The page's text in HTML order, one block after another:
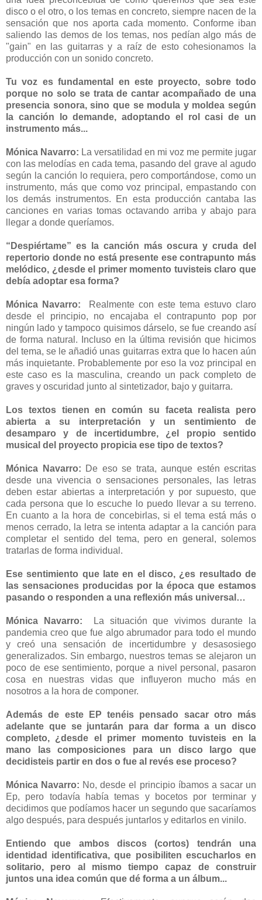
disco o el otro, o los temas en concreto, siempre nacen de la
sensación que nos aporta cada momento. Conforme iban
saliendo las demos de los temas, nos pedían algo más de
"gain" en las guitarras y a raíz de esto cohesionamos la
producción con un sonido concreto.
Tu voz es fundamental en este proyecto, sobre todo
porque no solo se trata de cantar acompañado de una
presencia sonora, sino que se modula y moldea según
la canción lo demande, adoptando el rol casi de un
instrumento más...
Mónica Navarro: La versatilidad en mi voz me permite jugar
con las melodías en cada tema, pasando del grave al agudo
según la canción lo requiera, pero comportándose, como un
instrumento, más que como voz principal, empastando con
los demás instrumentos. En esta producción cantaba las
canciones en varias tomas octavando arriba y abajo para
llegar a donde queríamos.
“Despiértame” es la canción más oscura y cruda del
repertorio donde no está presente ese contrapunto más
melódico, ¿desde el primer momento tuvisteis claro que
debía adoptar esa forma?
Mónica Navarro:
Realmente con este tema estuvo claro
desde el principio, no encajaba el contrapunto pop por
ningún lado y tampoco quisimos dárselo, se fue creando así
de forma natural. Incluso en la última revisión que hicimos
del tema, se le añadió unas guitarras extra que lo hacen aún
más inquietante. Probablemente por eso la voz principal en
este caso es la masculina, creando un pack completo de
graves y oscuridad junto al sintetizador, bajo y guitarra.
Los textos tienen en común su faceta realista pero
abierta a su interpretación y un sentimiento de
desamparo y de incertidumbre, ¿el propio sentido
musical del proyecto propicia ese tipo de textos?
Mónica Navarro: De eso se trata, aunque estén escritas
desde una vivencia o sensaciones personales, las letras
deben estar abiertas a interpretación y por supuesto, que
cada persona que lo escuche lo puedo llevar a su terreno.
En cuanto a la hora de concebirlas, si el tema está más o
menos cerrado, la letra se intenta adaptar a la canción para
completar el sentido del tema, pero en general, solemos
tratarlas de forma individual.
Ese sentimiento que late en el disco, ¿es resultado de
las sensaciones producidas por la época que estamos
pasando o responden a una reflexión más universal…
Mónica Navarro:
La situación que vivimos durante la
pandemia creo que fue algo abrumador para todo el mundo
y creó una sensación de incertidumbre y desasosiego
generalizados. Sin embargo, nuestros temas se alejaron un
poco de ese sentimiento, porque a nivel personal, pasaron
cosa en nuestras vidas que influyeron mucho más en
nosotros a la hora de componer.
Además de este EP tenéis pensado sacar otro más
adelante que se juntarán para dar forma a un disco
completo, ¿desde el primer momento tuvisteis en la
mano las composiciones para un disco largo que
decidisteis partir en dos o fue al revés ese proceso?
Mónica Navarro: No, desde el principio íbamos a sacar un
Ep, pero todavía había temas y bocetos por terminar y
decidimos que podíamos hacer un segundo que sacaríamos
algo después, para después juntarlos y editarlos en vinilo.
Entiendo que ambos discos (cortos) tendrán una
identidad identificativa, que posibiliten escucharlos en
solitario, pero al mismo tiempo capaz de construir
juntos una idea común que dé forma a un álbum...